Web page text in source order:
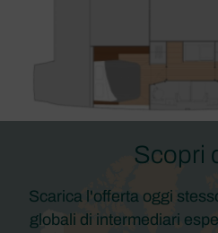
Scopri
Scarica l'offerta oggi
globali di intermediari